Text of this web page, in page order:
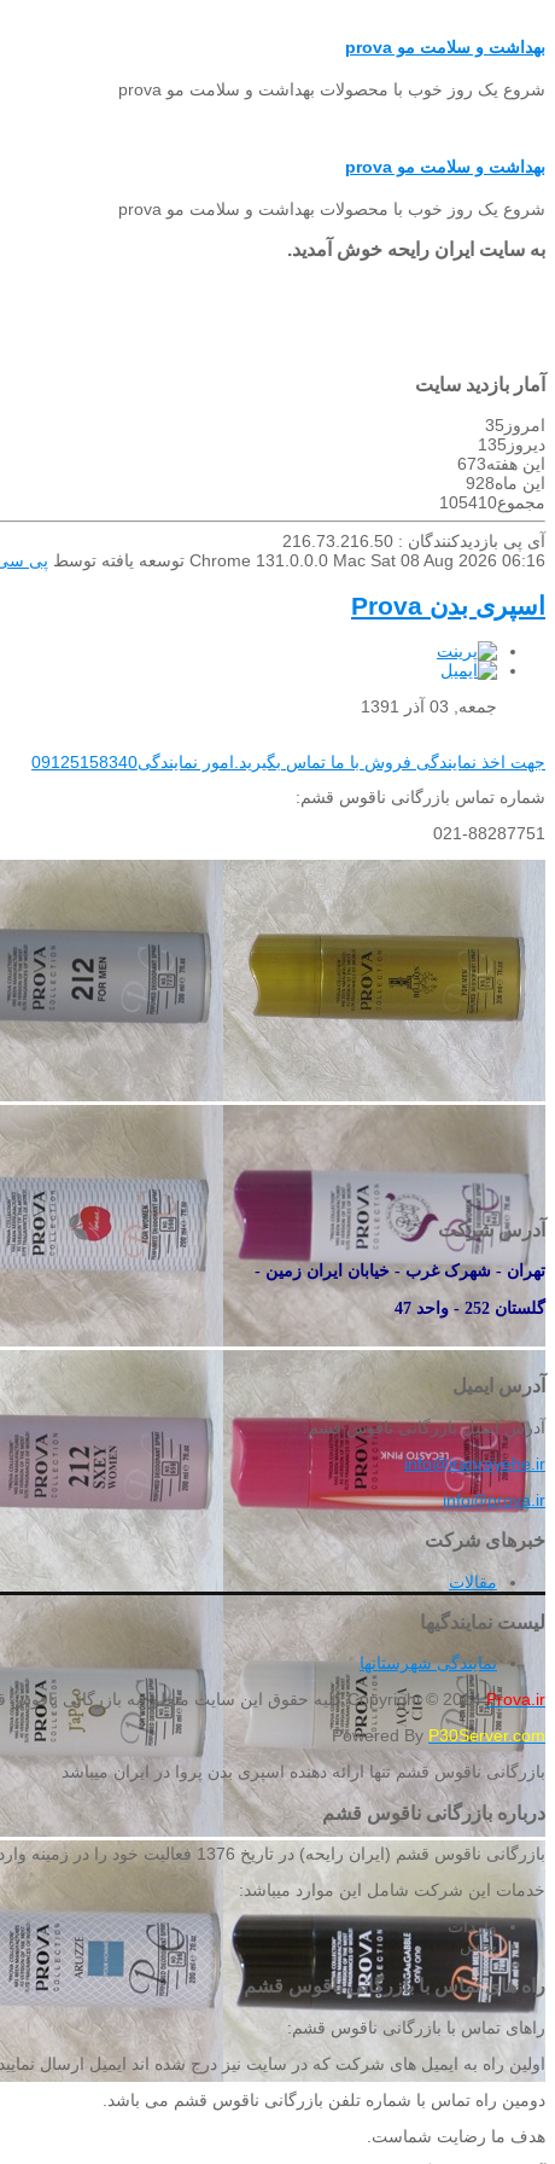
بهداشت و سلامت مو prova
شروع یک روز خوب با محصولات بهداشت و سلامت مو prova
بهداشت و سلامت مو prova
شروع یک روز خوب با محصولات بهداشت و سلامت مو prova
به سایت ایران رایحه خوش آمدید.
آمار بازدید سایت
امروز 35
دیروز 135
این هفته673
این ماه928
مجموع105410
آی پی بازدیدکنندگان : 216.73.216.50
Chrome 131.0.0.0 Mac Sat 08 Aug 2026 06:16 توسعه یافته توسط پی
اسپری بدن Prova
جمعه, 03 آذر 1391
جهت اخذ نمایندگی فروش با ما تماس بگیرید.امور نمایندگی09125158340
شماره تماس بازرگانی ناقوس قشم:
021-88287751
آدرس شرکت
تهران - شهرک غرب - خیابان ایران زمین -
گلستان 252 - واحد 47
آدرس ایمیل
آدرس ایمیل بازرگانی ناقوس قشم:
info@iranrayehe.ir
info@prova.ir
خبرهای شرکت
مقالات
لیست نمایندگیها
نمایندگی شهرستانها
Copyright © 2014Prova.ir
کلیه حقوق این سایت متعلق به بازرگانی
Powered By P30Server.com
بازرگانی ناقوس قشم تنها ارائه دهنده اسپری بدن پروا در ایران میباشد
درباره بازرگانی ناقوس قشم
بازرگانی ناقوس قشم (ایران رایحه) در تاریخ 1376 فعالیت خود را در زمینه واردات و پخش محصولات آرایشی و بهداشتی به طور رسمی آغاز نمود.
خدمات این شرکت شامل این موارد میباشد:
واردات
پخش
راه های تماس با بازرگانی ناقوس قشم
راهای تماس با بازرگانی ناقوس قشم:
اولین راه به ایمیل های شرکت که در سایت نیز درج شده اند ایمیل ارسال
دومین راه تماس با شماره تلفن بازرگانی ناقوس قشم می باشد.
هدف ما رضایت شماست.